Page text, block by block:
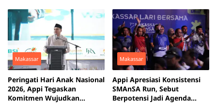
hingga Masyarakat
Makassar
Peringati Hari Anak Nasional
2026, Appi Tegaskan
Komitmen Wujudkan
Makassar
Appi Apresiasi Konsistensi
SMAnSA Run, Sebut
Berpotensi Jadi Agenda